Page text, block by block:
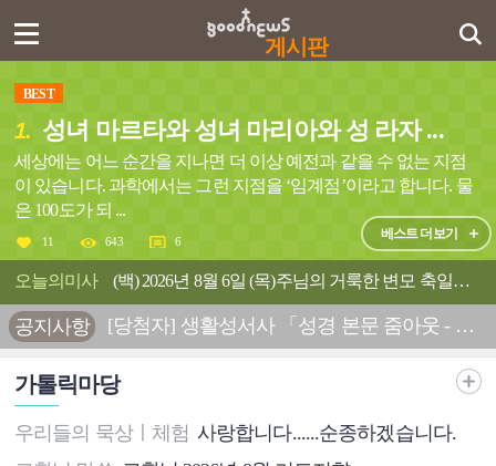
게시판
BEST
1. 성녀 마르타와 성녀 마리아와 성 라자 ...
세상에는 어느 순간을 지나면 더 이상 예전과 같을 수 없는 지점
이 있습니다. 과학에서는 그런 지점을 ‘임계점’이라고 합니다. 물
은 100도가 되 ...
11 643 6 베스트 더보기
오늘의미사 (백) 2026년 8월 6일 (목)주님의 거룩한 변모 축일예수님의 얼굴은 해처럼 빛났다.
공지사항 [당첨자] 생활성서사 「성경 본문 줌아웃 - 바오로 서간 편」 도서 이벤트 당첨자입니다.
가톨릭마당
우리들의 묵상ㅣ체험 사랑합니다......순종하겠습니다.